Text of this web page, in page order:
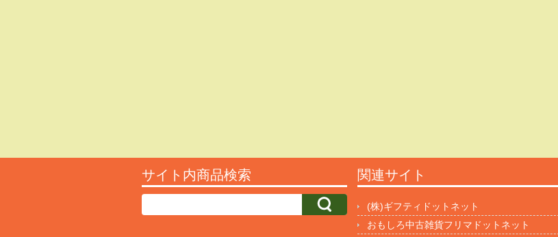
サイト内商品検索 関連サイト
(株)ギフティドットネット
おもしろ中古雑貨フリマドットネット